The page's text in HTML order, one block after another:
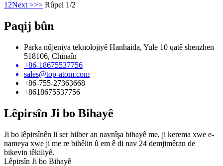
1 2Next >>> Rûpel 1/2
Paqij bûn
Parka nûjeniya teknolojiyê Hanhaida, Yule 10 qatê shenzhen
518106, Chinaîn
+86-18675537756
sales@top-atom.com
+86-755-27363668
+8618675537756
Lêpirsîn Ji bo Bihayê
Ji bo lêpirsînên li ser hilber an navnîşa bihayê me, ji kerema xwe e-
nameya xwe ji me re bihêlin û em ê di nav 24 demjimêran de
bikevin têkiliyê.
Lêpirsîn Ji bo Bihayê